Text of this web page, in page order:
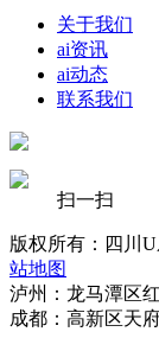
关于我们
ai资讯
ai动态
联系我们
扫一扫
版权所有：四川
站地图
泸州：龙马潭区
成都：高新区天